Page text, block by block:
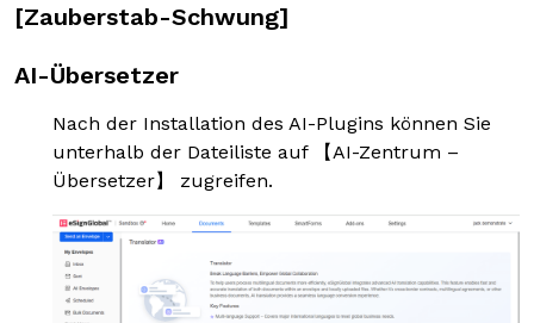
[Zauberstab-Schwung]
AI-Übersetzer
Nach der Installation des AI-Plugins können Sie
unterhalb der Dateiliste auf 【AI-Zentrum –
Übersetzer】 zugreifen.